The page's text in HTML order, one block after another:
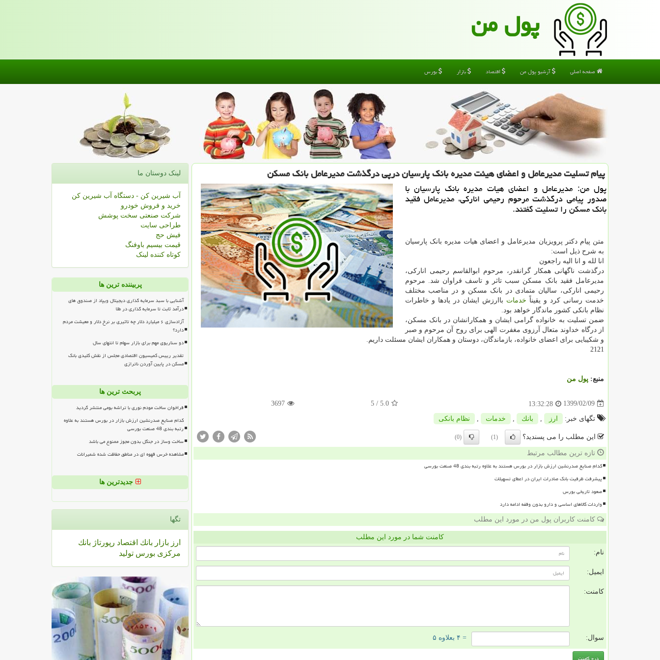
پول من
صفحه اصلی آرشیو پول من اقتصاد بازار بورس
پیام تسلیت مدیرعامل و اعضای هیئت مدیره بانك پارسیان درپی درگذشت مدیرعامل بانك مسكن
پول من: مدیرعامل و اعضای هیات مدیره بانك پارسیان با
صدور پیامی درگذشت مرحوم رحیمی اناركی، مدیرعامل فقید
بانك مسكن را تسلیت گفتند.
متن پیام دکتر پرویزیان مدیرعامل و اعضای هیات مدیره بانک پارسیان
به شرح ذیل است:
انا لله و انا الیه راجعون
درگذشت ناگهانی همکار گرانقدر، مرحوم ابوالقاسم رحیمی انارکی،
مدیرعامل فقید بانک مسکن سبب تاثر و تاسف فراوان شد. مرحوم
رحیمی انارکی، سالیان متمادی در بانک مسکن و در مناصب مختلف
خدمت رسانی کرد و یقیناً خدمات باارزش ایشان در یادها و خاطرات
نظام بانکی کشور ماندگار خواهد بود.
ضمن تسلیت به خانواده گرامی ایشان و همکارانشان در بانک مسکن،
از درگاه خداوند متعال آرزوی مغفرت الهی برای روح آن مرحوم و صبر
و شکیبایی برای اعضای خانواده، بازماندگان، دوستان و همکاران ایشان مسئلت داریم.
2121
منبع: پول من
1399/02/09
13:32:28
5.0
/ 5
3697
تگهای خبر: ارز بانك خدمات نظام بانكی
این مطلب را می پسندید؟ (1)
(0)
تازه ترین مطالب مرتبط
کدام صنایع صدرنشین ارزش بازار در بورس هستند به علاوه رتبه بندی 48 صنعت بورسی
پیشرفت ظرفیت بانک صادرات ایران در اعطای تسهیلات
صعود تاریخی بورس
واردات کالاهای اساسی و دارو بدون وقفه ادامه دارد
کامنت کاربران پول من در مورد این مطلب
کامنت شما در مورد این مطلب
نام:
ایمیل:
کامنت:
سوال: = ۴ بعلاوه ۵
لینک دوستان ما
آب شیرین کن - دستگاه آب شیرین کن
خرید و فروش خودرو
شرکت صنعتی سخت پوشش
طراحی سایت
فیش حج
قیمت بیسیم باوفنگ
کوتاه کننده لینک
پربیننده ترین ها
آشنایی با سبد سرمایه گذاری دیجیتال ویپاد از صندوق های
درآمد ثابت تا سرمایه گذاری در طلا
آزادسازی ۶ میلیارد دلار چه تاثیری بر نرخ دلار و معیشت مردم
دارد؟
دو سناریوی مهم برای بازار سهام تا انتهای سال
تقدیر رییس کمیسیون اقتصادی مجلس از نقش کلیدی بانک
مسکن در پایین آوردن ناترازی
پربحث ترین ها
فراخوان ساخت مودم نوری با تراشه بومی منتشر گردید
کدام صنایع صدرنشین ارزش بازار در بورس هستند به علاوه
رتبه بندی 48 صنعت بورسی
ساخت وساز در جنگل بدون مجوز ممنوع می باشد
مشاهده خرس قهوه ای در مناطق حفاظت شده شمیرانات
جدیدترین ها
تگها
ارز بازار بانك اقتصاد رپورتاژ بانك
مركزی بورس تولید